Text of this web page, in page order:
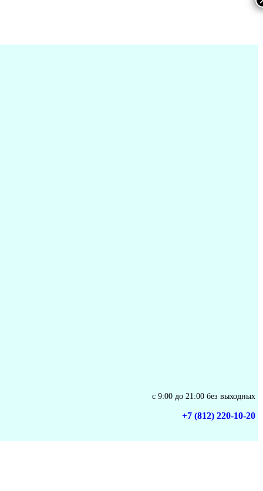
с 9:00 до 21:00 без выходных
+7 (812) 220-10-20